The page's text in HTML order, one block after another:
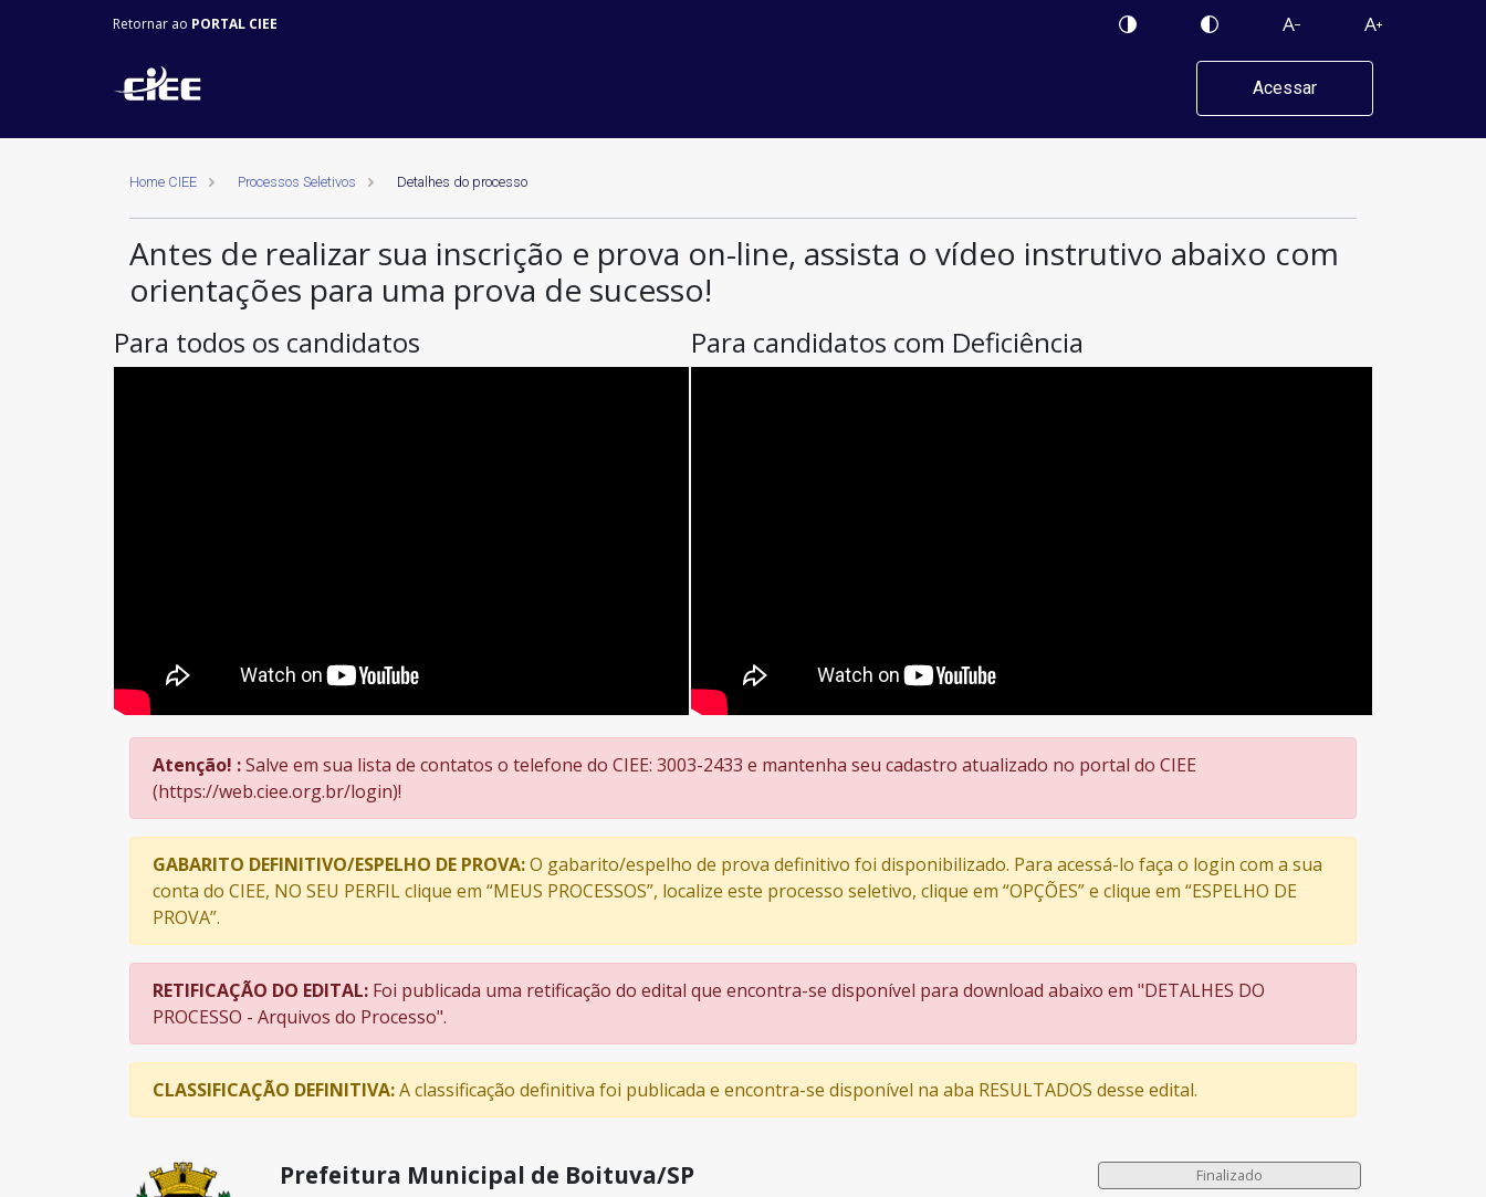
Retornar ao PORTAL CIEE
Acessar
Home CIEE Processos Seletivos Detalhes do processo
Antes de realizar sua inscrição e prova on-line, assista o vídeo instrutivo abaixo com
orientações para uma prova de sucesso!
Para todos os candidatos Para candidatos com Deficiência
Atenção! :Salve em sua lista de contatos o telefone do CIEE: 3003-2433 e mantenha seu cadastro atualizado no portal do CIEE
(https://web.ciee.org.br/login)!
GABARITO DEFINITIVO/ESPELHO DE PROVA:O gabarito/espelho de prova definitivo foi disponibilizado. Para acessá-lo faça o login com a sua
conta do CIEE, NO SEU PERFIL clique em “MEUS PROCESSOS”, localize este processo seletivo, clique em “OPÇÕES” e clique em “ESPELHO DE
PROVA”.
RETIFICAÇÃO DO EDITAL: Foi publicada uma retificação do edital que encontra-se disponível para download abaixo em "DETALHES DO
PROCESSO - Arquivos do Processo".
CLASSIFICAÇÃO DEFINITIVA:A classificação definitiva foi publicada e encontra-se disponível na aba RESULTADOS desse edital.
Prefeitura Municipal de Boituva/SP